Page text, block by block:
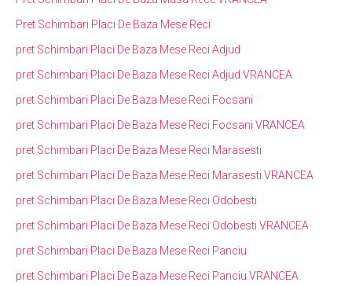
Pret Schimbari Placi De Baza Mese Reci
pret Schimbari Placi De Baza Mese Reci Adjud
pret Schimbari Placi De Baza Mese Reci Adjud VRANCEA
pret Schimbari Placi De Baza Mese Reci Focsani
pret Schimbari Placi De Baza Mese Reci Focsani VRANCEA
pret Schimbari Placi De Baza Mese Reci Marasesti
pret Schimbari Placi De Baza Mese Reci Marasesti VRANCEA
pret Schimbari Placi De Baza Mese Reci Odobesti
pret Schimbari Placi De Baza Mese Reci Odobesti VRANCEA
pret Schimbari Placi De Baza Mese Reci Panciu
pret Schimbari Placi De Baza Mese Reci Panciu VRANCEA